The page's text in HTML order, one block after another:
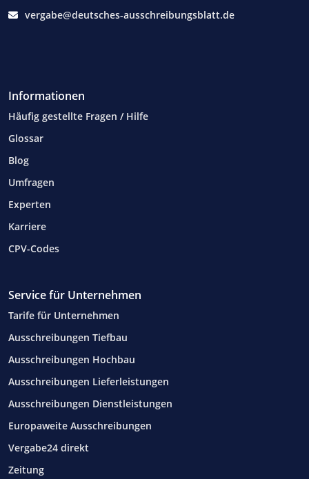
vergabe@deutsches-ausschreibungsblatt.de
Informationen
Häufig gestellte Fragen / Hilfe
Glossar
Blog
Umfragen
Experten
Karriere
CPV-Codes
Service für Unternehmen
Tarife für Unternehmen
Ausschreibungen Tiefbau
Ausschreibungen Hochbau
Ausschreibungen Lieferleistungen
Ausschreibungen Dienstleistungen
Europaweite Ausschreibungen
Vergabe24 direkt
Zeitung